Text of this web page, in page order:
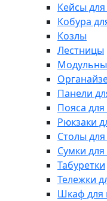
Кейсы
Кобура
Козлы
Лестницы
Панели
Пояса
Рюкзаки
Столы
Сумки
Табуретки
Тележки
Шкаф для